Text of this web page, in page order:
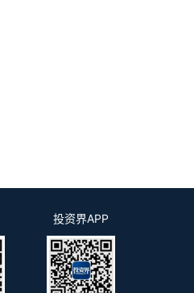
投资界APP